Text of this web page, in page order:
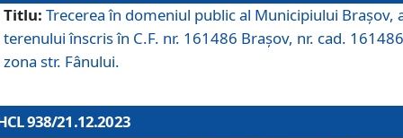
Titlu: Trecerea în domeniul public al Municipiului Braşov,
terenului înscris în C.F. nr. 161486 Brașov, nr. cad.
zona str. Fânului.
938/21.12.2023